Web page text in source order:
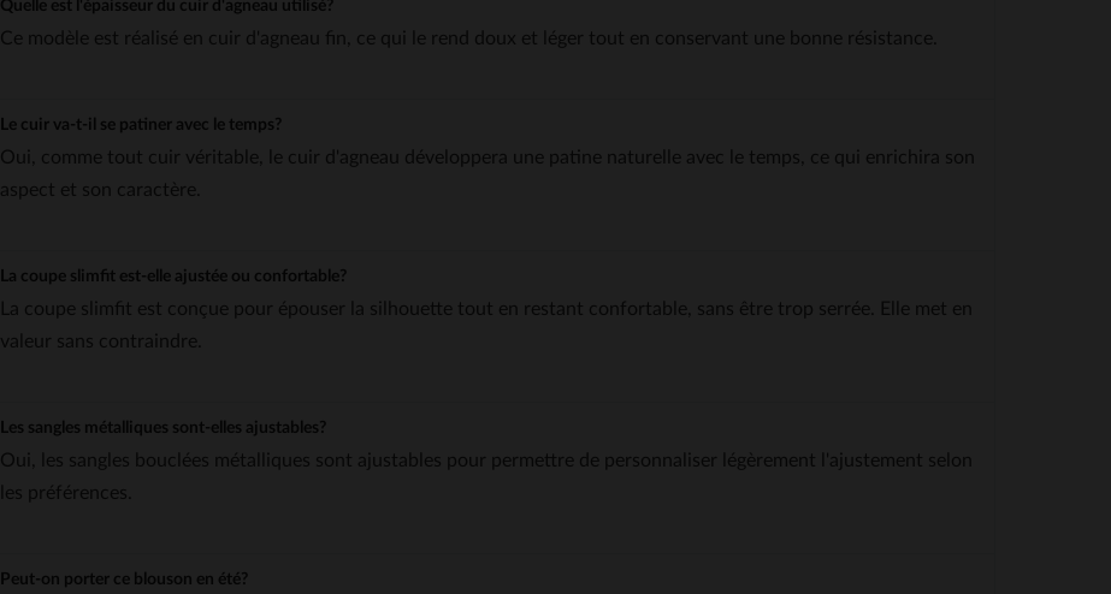
Quelle est l'épaisseur du cuir d'agneau utilisé?
Ce modèle est réalisé en cuir d'agneau fin, ce qui le rend doux et léger tout en conservant une bonne résistance.
Le cuir va-t-il se patiner avec le temps?
Oui, comme tout cuir véritable, le cuir d'agneau développera une patine naturelle avec le temps, ce qui enrichira son
aspect et son caractère.
La coupe slimfit est-elle ajustée ou confortable?
La coupe slimfit est conçue pour épouser la silhouette tout en restant confortable, sans être trop serrée. Elle met en
valeur sans contraindre.
Les sangles métalliques sont-elles ajustables?
Oui, les sangles bouclées métalliques sont ajustables pour permettre de personnaliser légèrement l'ajustement selon
les préférences.
Peut-on porter ce blouson en été?